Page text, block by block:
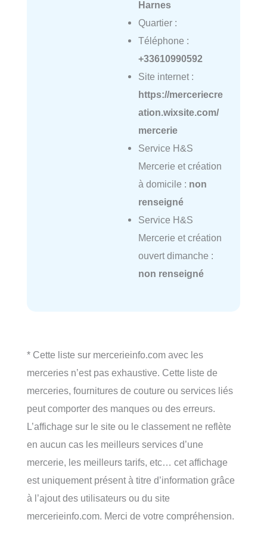
Harnes
Quartier :
Téléphone :
+33610990592
Site internet :
https://merceriecre
ation.wixsite.com/
mercerie
Service H&S
Mercerie et création
à domicile : non
renseigné
Service H&S
Mercerie et création
ouvert dimanche :
non renseigné
* Cette liste sur mercerieinfo.com avec les
merceries n’est pas exhaustive. Cette liste de
merceries, fournitures de couture ou services liés
peut comporter des manques ou des erreurs.
L’affichage sur le site ou le classement ne reflète
en aucun cas les meilleurs services d’une
mercerie, les meilleurs tarifs, etc… cet affichage
est uniquement présent à titre d’information grâce
à l’ajout des utilisateurs ou du site
mercerieinfo.com. Merci de votre compréhension.